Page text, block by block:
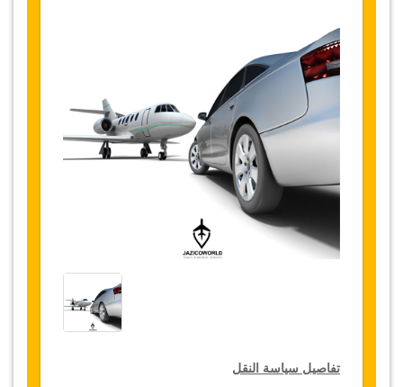
تفاصيل سياسة النقل